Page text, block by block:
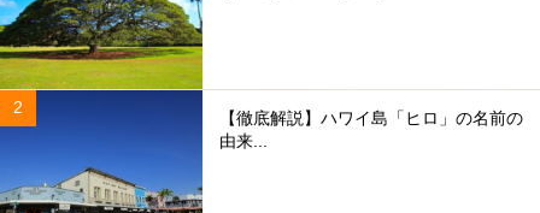
【徹底解説】ハワイ島「ヒロ」の名前の
由来...